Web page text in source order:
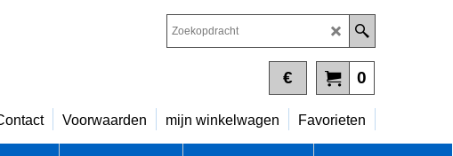
0
€
Voorwaarden mijn winkelwagen Favorieten